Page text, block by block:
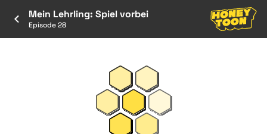
Mein Lehrling: Spiel vorbei
Episode 28